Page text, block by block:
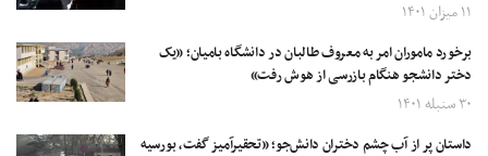
۱۱ میزان ۱۴۰۱
برخورد ماموران امر به معروف طالبان در دانشگاه بامیان؛ «یک
دختر دانشجو هنگام بازرسی از هوش رفت»
۳۰ سنبله ۱۴۰۱
داستان پر از آب چشم دختران دانش‌جو؛ «تحقیرآمیز گفت، بورسیه